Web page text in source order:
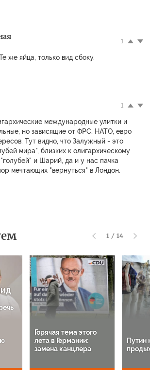
1
же яйца, только вид сбоку.
1
международные улитки и
но зависящие от ФРС, НАТО, евро
Тут видно, что Залужный - это
мира", близких к олигархическому
и Шарий, да и у нас пачка
мечтающих "вернуться" в Лондон.
1 / 14
Горячая тема этого
лета в Германии:
замена канцлера
Путин